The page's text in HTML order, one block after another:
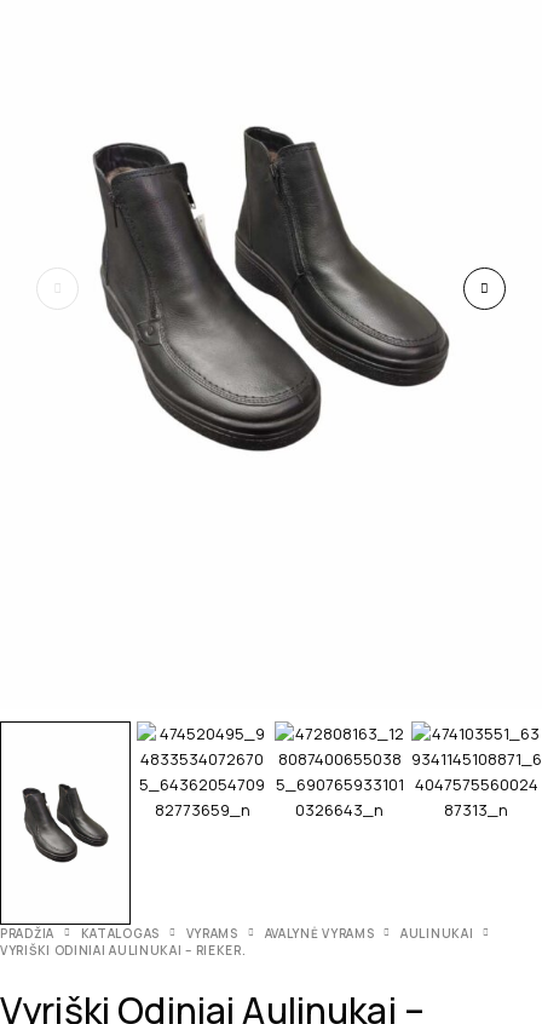
PRADŽIA KATALOGAS VYRAMS AVALYNĖ VYRAMS
AULINUKAI
VYRIŠKI ODINIAI AULINUKAI – RIEKER.
Vyriški Odiniai Aulinukai –